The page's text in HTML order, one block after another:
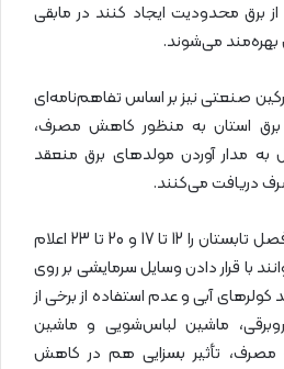
از برق محدودیت ایجاد کنند در مابقی
بهره‌مند می‌شوند.
صنعتی نیز بر اساس تفاهم‌نامه‌ای
برق استان به منظور کاهش مصرف،
مدار آوردن مولدهای برق منعقد
دریافت می‌کنند.
وی ساعات پیک مصرف در فصل تابستان را 12 تا 17 و 20 تا 23 اعلام
با قرار دادن وسایل سرمایشی بر روی
کند کولرهای آبی و عدم استفاده از برخی از
ماشین لباس‌شویی و ماشین
تأثیر بسزایی هم در کاهش